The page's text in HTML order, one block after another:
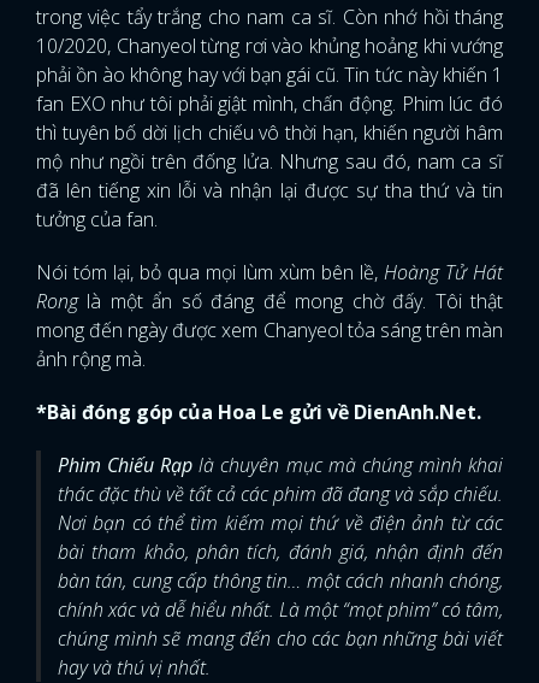
trong việc tẩy trắng cho nam ca sĩ. Còn nhớ hồi tháng
10/2020, Chanyeol từng rơi vào khủng hoảng khi vướng
phải ồn ào không hay với bạn gái cũ. Tin tức này khiến 1
fan EXO như tôi phải giật mình, chấn động. Phim lúc đó
thì tuyên bố dời lịch chiếu vô thời hạn, khiến người hâm
mộ như ngồi trên đống lửa. Nhưng sau đó, nam ca sĩ
đã lên tiếng xin lỗi và nhận lại được sự tha thứ và tin
tưởng của fan.
Nói tóm lại, bỏ qua mọi lùm xùm bên lề, Hoàng Tử Hát
Rong là một ẩn số đáng để mong chờ đấy. Tôi thật
mong đến ngày được xem Chanyeol tỏa sáng trên màn
ảnh rộng mà.
*Bài đóng góp của Hoa Le gửi về DienAnh.Net.
Phim Chiếu Rạp là chuyên mục mà chúng mình khai
thác đặc thù về tất cả các phim đã đang và sắp chiếu.
Nơi bạn có thể tìm kiếm mọi thứ về điện ảnh từ các
bài tham khảo, phân tích, đánh giá, nhận định đến
bàn tán, cung cấp thông tin… một cách nhanh chóng,
chính xác và dễ hiểu nhất. Là một “mọt phim” có tâm,
chúng mình sẽ mang đến cho các bạn những bài viết
hay và thú vị nhất.